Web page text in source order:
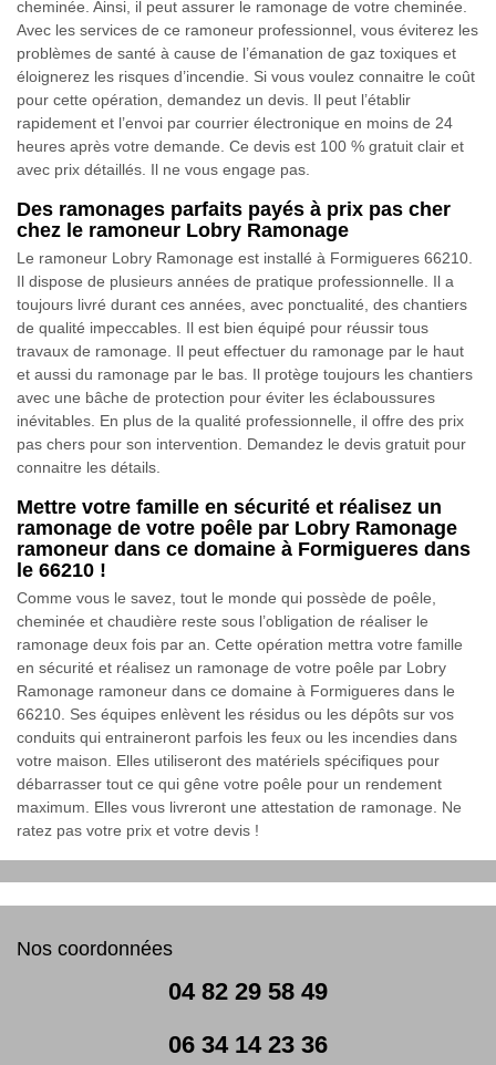
cheminée. Ainsi, il peut assurer le ramonage de votre cheminée.
Avec les services de ce ramoneur professionnel, vous éviterez les
problèmes de santé à cause de l’émanation de gaz toxiques et
éloignerez les risques d’incendie. Si vous voulez connaitre le coût
pour cette opération, demandez un devis. Il peut l’établir
rapidement et l’envoi par courrier électronique en moins de 24
heures après votre demande. Ce devis est 100 % gratuit clair et
avec prix détaillés. Il ne vous engage pas.
Des ramonages parfaits payés à prix pas cher
chez le ramoneur Lobry Ramonage
Le ramoneur Lobry Ramonage est installé à Formigueres 66210.
Il dispose de plusieurs années de pratique professionnelle. Il a
toujours livré durant ces années, avec ponctualité, des chantiers
de qualité impeccables. Il est bien équipé pour réussir tous
travaux de ramonage. Il peut effectuer du ramonage par le haut
et aussi du ramonage par le bas. Il protège toujours les chantiers
avec une bâche de protection pour éviter les éclaboussures
inévitables. En plus de la qualité professionnelle, il offre des prix
pas chers pour son intervention. Demandez le devis gratuit pour
connaitre les détails.
Mettre votre famille en sécurité et réalisez un
ramonage de votre poêle par Lobry Ramonage
ramoneur dans ce domaine à Formigueres dans
le 66210 !
Comme vous le savez, tout le monde qui possède de poêle,
cheminée et chaudière reste sous l’obligation de réaliser le
ramonage deux fois par an. Cette opération mettra votre famille
en sécurité et réalisez un ramonage de votre poêle par Lobry
Ramonage ramoneur dans ce domaine à Formigueres dans le
66210. Ses équipes enlèvent les résidus ou les dépôts sur vos
conduits qui entraineront parfois les feux ou les incendies dans
votre maison. Elles utiliseront des matériels spécifiques pour
débarrasser tout ce qui gêne votre poêle pour un rendement
maximum. Elles vous livreront une attestation de ramonage. Ne
ratez pas votre prix et votre devis !
Nos coordonnées
04 82 29 58 49
06 34 14 23 36